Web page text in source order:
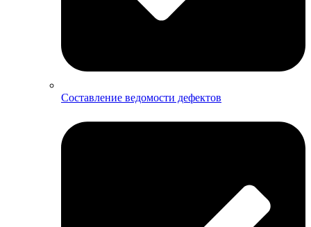
Составление ведомости дефектов